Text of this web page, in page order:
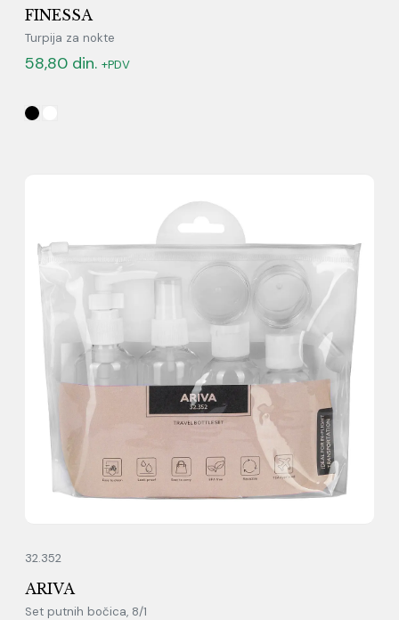
FINESSA
Turpija za nokte
58,80 din. +PDV
32.352
ARIVA
Set putnih bočica, 8/1